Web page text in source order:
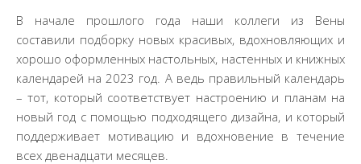
В начале прошлого года наши коллеги из Вены
составили подборку новых красивых, вдохновляющих и
хорошо оформленных настольных, настенных и книжных
календарей на 2023 год. А ведь правильный календарь
– тот, который соответствует настроению и планам на
новый год с помощью подходящего дизайна, и который
поддерживает мотивацию и вдохновение в течение
всех двенадцати месяцев.